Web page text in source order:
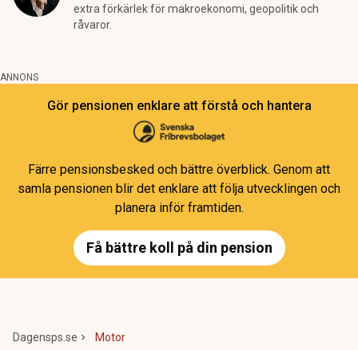
extra förkärlek för makroekonomi, geopolitik och
råvaror.
ANNONS
Gör pensionen enklare att förstå och hantera
Färre pensionsbesked och bättre överblick. Genom att
samla pensionen blir det enklare att följa utvecklingen och
planera inför framtiden.
Få bättre koll på din pension
Dagensps.se Motor